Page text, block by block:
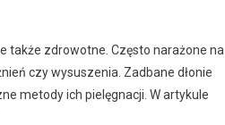
także zdrowotne. Często narażone na
czy wysuszenia. Zadbane dłonie
metody ich pielęgnacji. W artykule